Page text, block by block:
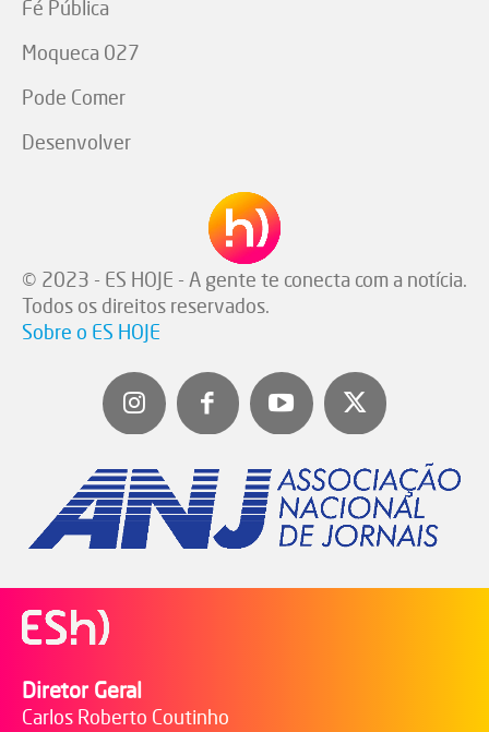
Fé Pública
Moqueca 027
Pode Comer
Desenvolver
© 2023 - ES HOJE - A gente te conecta com a notícia.
Todos os direitos reservados.
Sobre o ES HOJE
Diretor Geral
Carlos Roberto Coutinho